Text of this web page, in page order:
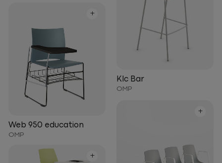
Klc Bar
OMP
+
Web 950 education
OMP
+
+